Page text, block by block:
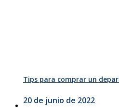
Tips para comprar un
20 de junio de 2022